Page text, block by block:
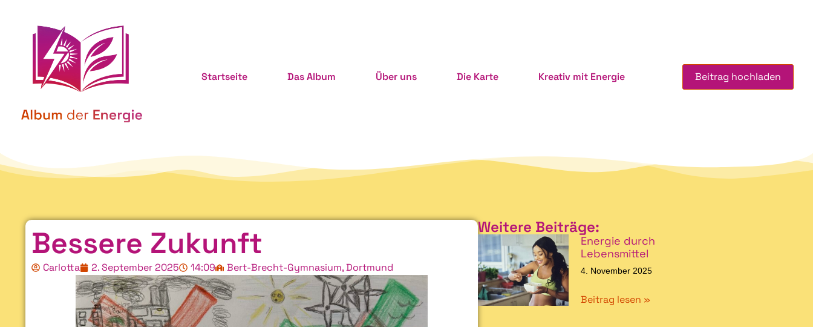
Startseite Das Album Über uns Die Karte Kreativ mit Energie Beitrag hochladen
Bessere Zukunft
Carlotta 2. September 2025 14:09 Bert-Brecht-Gymnasium, Dortmund
Weitere Beiträge:
Energie durch
Lebensmittel
4. November 2025
Beitrag lesen »